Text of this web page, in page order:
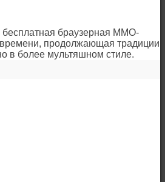
бесплатная браузерная ММО-
продолжающая традиции
в более мультяшном стиле.